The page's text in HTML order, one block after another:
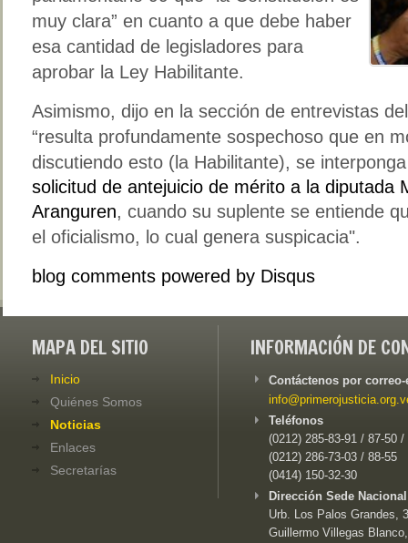
muy clara” en cuanto a que debe haber
esa cantidad de legisladores para
aprobar la Ley Habilitante.
Asimismo, dijo en la sección de entrevistas
“resulta profundamente sospechoso que en
discutiendo esto (la Habilitante), se
solicitud de antejuicio de mérito a la diputada
Aranguren, cuando su suplente se entiende
el oficialismo, lo cual genera suspicacia".
blog comments powered by Disqus
MAPA DEL SITIO
Inicio
Quiénes Somos
Noticias
Enlaces
Secretarías
INFORMACIÓN DE
Contáctenos por
Teléfonos
(0212) 285-83-91 / 87-50 /
(0212) 286-73-03 / 88-55
(0414) 150-32-30
Dirección Sede
Urb. Los Palos Grandes,
Guillermo Villegas